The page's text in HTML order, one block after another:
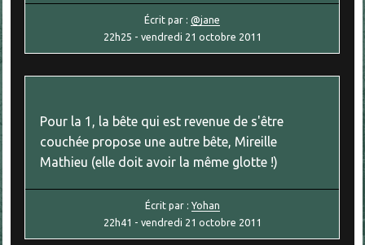
Écrit par :@jane
22h25 - vendredi 21 octobre 2011
Pour la 1, la bête qui est revenue de s'être
couchée propose une autre bête, Mireille
Mathieu (elle doit avoir la même glotte !)
Écrit par : Yohan
22h41 - vendredi 21 octobre 2011